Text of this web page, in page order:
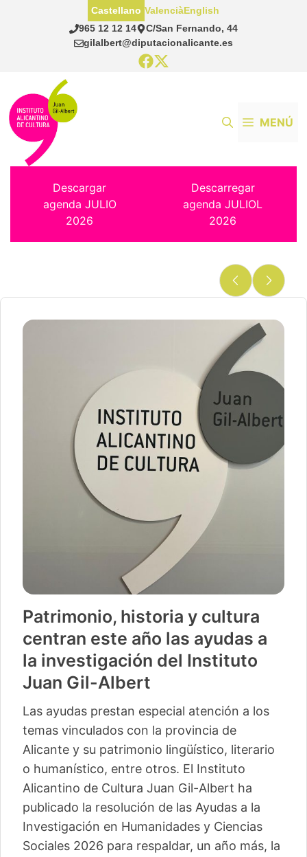
965 12 12 14
C/San Fernando, 44
gilalbert@diputacionalicante.es
Castellano ValenciàEnglish
MENÚ
Descargar
agenda JULIO
2026
Descarregar
agenda JULIOL
2026
Patrimonio, historia y cultura
centran este año las ayudas a
la investigación del Instituto
Juan Gil-Albert
Las ayudas prestan especial atención a los
temas vinculados con la provincia de
Alicante y su patrimonio lingüístico, literario
o humanístico, entre otros. El Instituto
Alicantino de Cultura Juan Gil-Albert ha
publicado la resolución de las Ayudas a la
Investigación en Humanidades y Ciencias
Sociales 2026 para respaldar, un año más, la